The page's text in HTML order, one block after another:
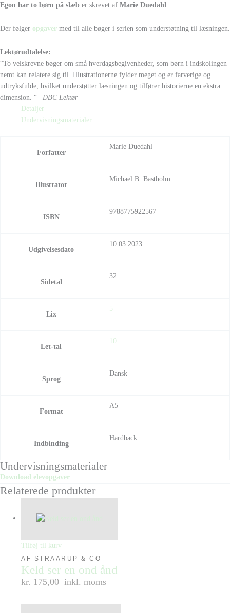
Egon har to børn på slæb er skrevet af Marie Duedahl
Der følger opgaver med til alle bøger i serien som understøtning til læsningen.
Lektørudtalelse:
“To velskrevne bøger om små hverdagsbegivenheder, som børn i indskolingen
nemt kan relatere sig til. Illustrationerne fylder meget og er farverige og
udtryksfulde, hvilket understøtter læsningen og tilfører historierne en ekstra
dimension. “– DBC Lektør
Detaljer
Undervisningsmaterialer
Forfatter
Marie Duedahl
Illustrator
Michael B. Bastholm
ISBN
9788775922567
Udgivelsesdato
10.03.2023
Sidetal
32
Lix
5
Let-tal
10
Sprog
Dansk
Format
A5
Indbinding
Hardback
Undervisningsmaterialer
Download elevopgaver
Relaterede produkter
Tilføj til kurv
AF STRAARUP & CO
Keld ser en ond ånd
kr. 175,00 inkl. moms